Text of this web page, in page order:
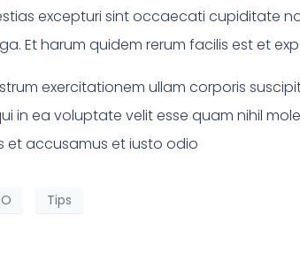
excepturi sint occaecati cupiditate
Et harum quidem rerum facilis est et
exercitationem ullam corporis
in ea voluptate velit esse quam nihil
et accusamus et iusto odio
Tips